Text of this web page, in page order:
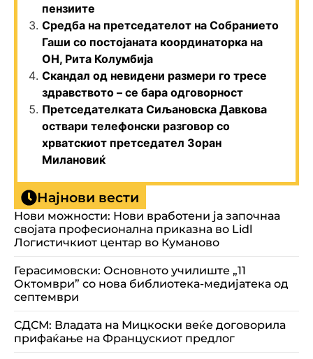
пензиите
Средба на претседателот на Собранието
Гаши со постојаната координаторка на
ОН, Рита Колумбија
Скандал од невидени размери го тресе
здравството – се бара одговорност
Претседателката Сиљановска Давкова
оствари телефонски разговор со
хрватскиот претседател Зоран
Милановиќ
Најнови вести
Нови можности: Нови вработени ја започнаа
својата професионална приказна во Lidl
Логистичкиот центар во Куманово
Герасимовски: Основното училиште „11
Октомври” со нова библиотека-медијатека од
септември
СДСМ: Владата на Мицкоски веќе договорила
прифаќање на Францускиот предлог